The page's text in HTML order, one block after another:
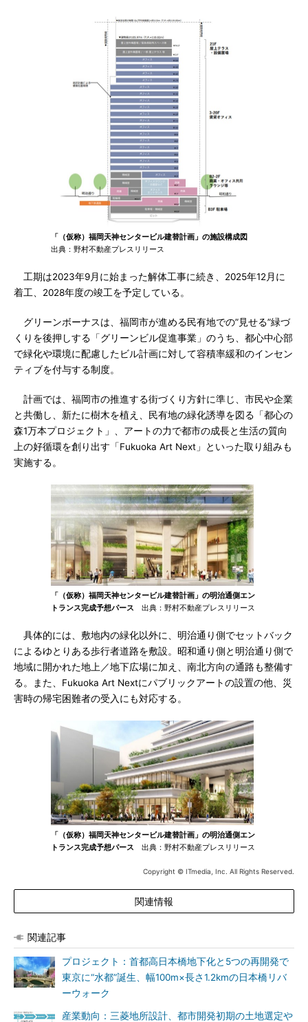
「（仮称）福岡天神センタービル建替計画」の施設構成図
出典：野村不動産プレスリリース
工期は2023年9月に始まった解体工事に続き、2025年12月に
着工、2028年度の竣工を予定している。
グリーンボーナスは、福岡市が進める民有地での”見せる”緑づ
くりを後押しする「グリーンビル促進事業」のうち、都心中心部
で緑化や環境に配慮したビル計画に対して容積率緩和のインセン
ティブを付与する制度。
計画では、福岡市の推進する街づくり方針に準じ、市民や企業
と共働し、新たに樹木を植え、民有地の緑化誘導を図る「都心の
森1万本プロジェクト」、アートの力で都市の成長と生活の質向
上の好循環を創り出す「Fukuoka Art Next」といった取り組みも
実施する。
「（仮称）福岡天神センタービル建替計画」の明治通側エン
トランス完成予想パース 出典：野村不動産プレスリリース
具体的には、敷地内の緑化以外に、明治通り側でセットバック
によるゆとりある歩行者道路を敷設。昭和通り側と明治通り側で
地域に開かれた地上／地下広場に加え、南北方向の通路も整備す
る。また、Fukuoka Art Nextにパブリックアートの設置の他、災
害時の帰宅困難者の受入にも対応する。
「（仮称）福岡天神センタービル建替計画」の明治通側エン
トランス完成予想パース 出典：野村不動産プレスリリース
Copyright © ITmedia, Inc. All Rights Reserved.
関連情報
関連記事
プロジェクト：首都高日本橋地下化と5つの再開発で
東京に“水都”誕生、幅100m×長さ1.2kmの日本橋リバ
ーウォーク
産業動向：三菱地所設計、都市開発初期の土地選定や